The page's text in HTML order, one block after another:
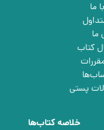
ما
ما
کتاب
پستی
خلاصه کتاب‌ها